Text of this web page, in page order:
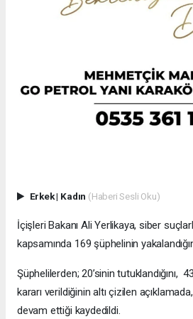
Erkek| Kadın (Haberi Sesli Oku)
İçişleri Bakanı Ali Yerlikaya, siber
kapsamında 169 şüphelinin
Şüphelilerden; 20’sinin tutuklandığını,
kararı verildiğinin altı çizilen
devam ettiği kaydedildi.